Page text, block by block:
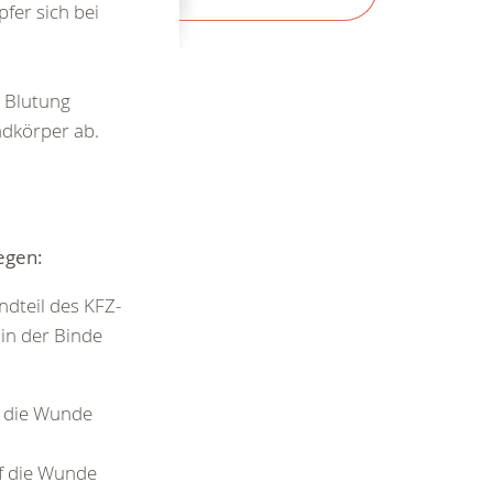
sich bei
ab.
des KFZ-
der Binde
Wunde
die Wunde